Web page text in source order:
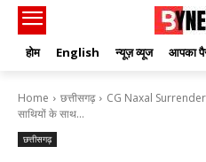
होम English न्यूज़ व्यूज आपका
Home छत्तीसगढ़
CG Naxal
साथियों के साथ...
छत्तीसगढ़